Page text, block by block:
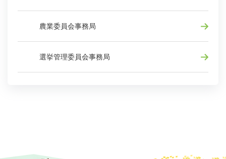
農業委員会事務局
選挙管理委員会事務局